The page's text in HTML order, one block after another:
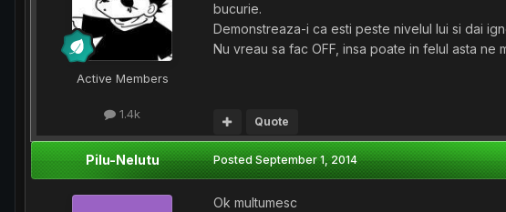
Active Members
1.4k
bucurie.
Demonstreaza-i ca esti peste nivelul lui si dai
Nu vreau sa fac OFF, insa poate in felul asta ne
Quote
Pilu-Nelutu PostedSeptember 1, 2014
Ok multumesc